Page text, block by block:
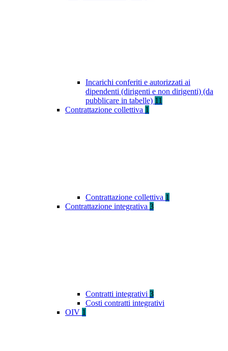
Incarichi conferiti e autorizzati ai
dipendenti (dirigenti e non dirigenti) (da
pubblicare in tabelle) 11
Contrattazione collettiva 1
Contrattazione collettiva 1
Contrattazione integrativa 3
Contratti integrativi 3
Costi contratti integrativi
OIV 1